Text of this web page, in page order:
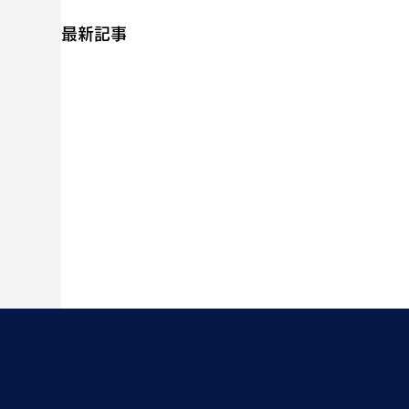
最新記事